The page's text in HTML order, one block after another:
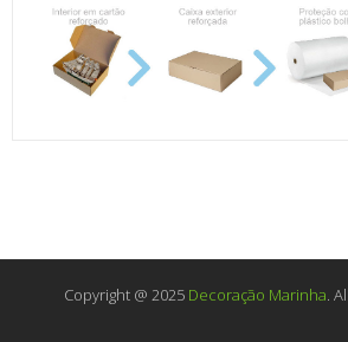
Copyright @ 2025 Decoração Marinha.